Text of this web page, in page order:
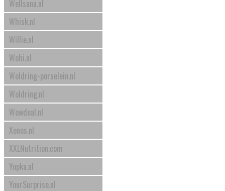
Wellsana.nl
Whisk.nl
Willie.nl
Wohi.nl
Woldring-porselein.nl
Woldring.nl
Wowdeal.nl
Xenos.nl
XXLNutrition.com
Yopka.nl
YourSurprise.nl